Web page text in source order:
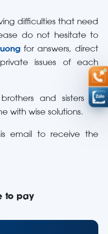
difficulties that need
do not hesitate to
for answers, direct
issues of each
and sisters to
with wise solutions.
email to receive the
to pay